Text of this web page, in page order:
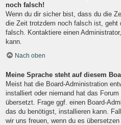
noch falsch!
Wenn du dir sicher bist, dass du die
die Zeit trotzdem noch falsch ist, geht
falsch. Kontaktiere einen
kann.
Nach oben
Meine Sprache steht auf diesem
Meist hat die Board-Administration
installiert oder niemand hat das
übersetzt. Frage ggf. einen Board-
das du benötigst, installieren kann.
wir uns freuen, wenn du es